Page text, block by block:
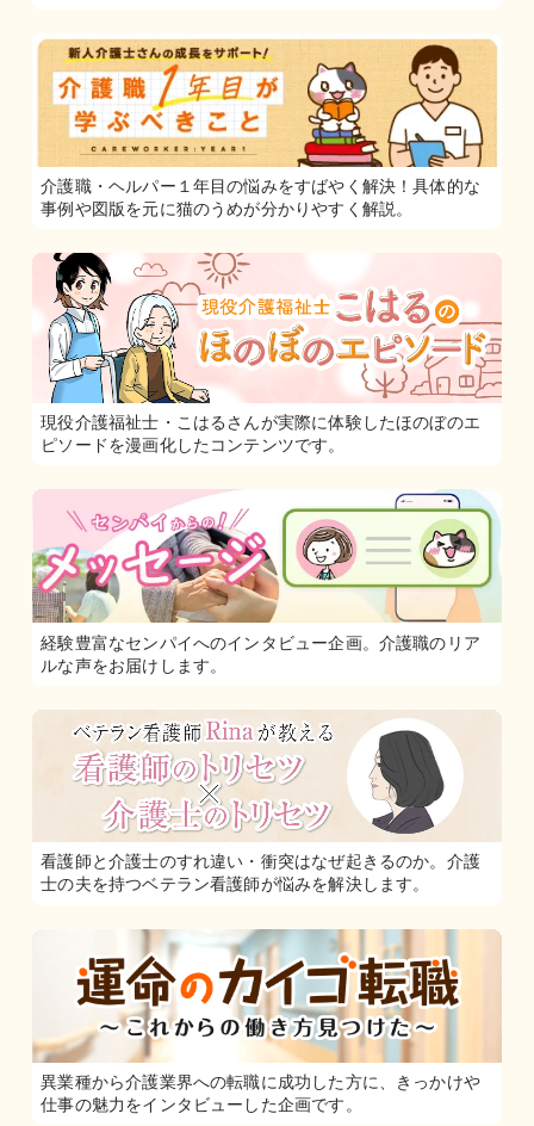
介護職・ヘルパー１年目の悩みをすばやく解決！具体的な
事例や図版を元に猫のうめが分かりやすく解説。
現役介護福祉士・こはるさんが実際に体験したほのぼのエ
ピソードを漫画化したコンテンツです。
経験豊富なセンパイへのインタビュー企画。介護職のリア
ルな声をお届けします。
看護師と介護士のすれ違い・衝突はなぜ起きるのか。介護
士の夫を持つベテラン看護師が悩みを解決します。
異業種から介護業界への転職に成功した方に、きっかけや
仕事の魅力をインタビューした企画です。